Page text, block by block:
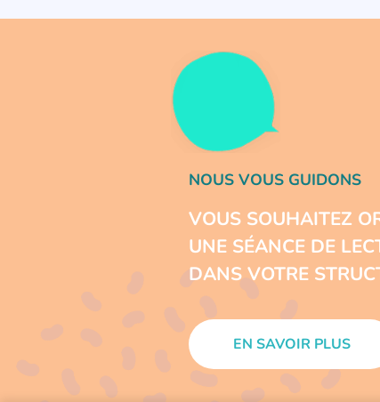
NOUS VOUS GUIDONS
VOUS SOUHAITEZ
UNE SÉANCE DE
DANS VOTRE
EN SAVOIR PLUS